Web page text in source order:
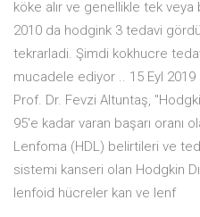
köke alır ve genellikle tek
2010 da hodgink 3 tedavi
tekrarladi. Şimdi kokhucre
mucadele ediyor .. 15 Eyl 2019
Prof. Dr. Fevzi Altuntaş,
95'e kadar varan başarı oranı
Lenfoma (HDL) belirtileri ve
sistemi kanseri olan Hodgkin
lenfoid hücreler kan ve lenf